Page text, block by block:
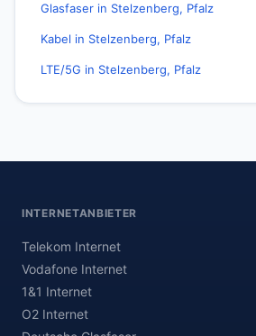
Glasfaser in Stelzenberg, Pfalz
Kabel in Stelzenberg, Pfalz
LTE/5G in Stelzenberg, Pfalz
INTERNETANBIETER
Telekom Internet
Vodafone Internet
1&1 Internet
O2 Internet